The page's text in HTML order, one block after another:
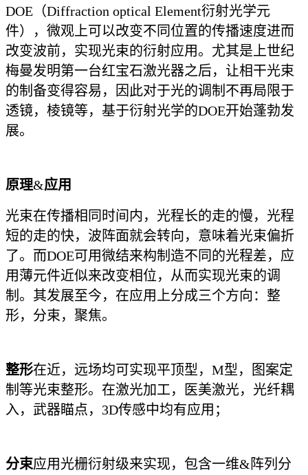
DOE（Diffraction optical Element衍射光学元
件），微观上可以改变不同位置的传播速度进而
改变波前，实现光束的衍射应用。尤其是上世纪
梅曼发明第一台红宝石激光器之后，让相干光束
的制备变得容易，因此对于光的调制不再局限于
透镜，棱镜等，基于衍射光学的DOE开始蓬勃发
展。
原理&应用
光束在传播相同时间内，光程长的走的慢，光程
短的走的快，波阵面就会转向，意味着光束偏折
了。而DOE可用微结来构制造不同的光程差，应
用薄元件近似来改变相位，从而实现光束的调
制。其发展至今，在应用上分成三个方向：整
形，分束，聚焦。
整形在近，远场均可实现平顶型，M型，图案定
制等光束整形。在激光加工，医美激光，光纤耦
入，武器瞄点，3D传感中均有应用；
分束应用光栅衍射级来实现，包含一维&阵列分